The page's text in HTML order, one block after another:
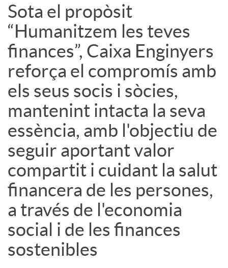
t
i
n
g
u
t
s
Sota el propòsit
“Humanitzem les teves
finances”, Caixa Enginyers
reforça el compromís amb
els seus socis i sòcies,
mantenint intacta la seva
essència, amb l'objectiu de
seguir aportant valor
compartit i cuidant la salut
financera de les persones,
a través de l'economia
social i de les finances
sostenibles